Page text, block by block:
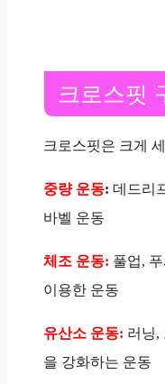
크로스핏
크로스핏은 크게
중량 운동: 데드리
바벨 운동
체조 운동: 풀업,
이용한 운동
유산소 운동: 러닝,
을 강화하는 운동